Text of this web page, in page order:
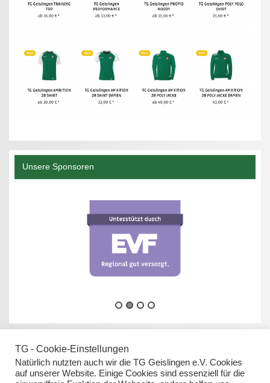
Unsere Sponsoren
TG - Cookie-Einstellungen
Natürlich nutzten auch wir die TG Geislingen e.V. Cookies
auf unserer Website. Einige Cookies sind essenziell für die